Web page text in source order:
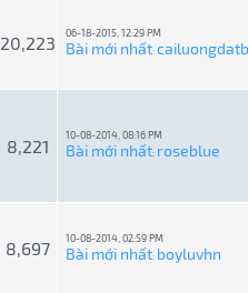
20,223 06-18-2015, 12:29 PM
Bài mới nhất:
8,221
10-08-2014, 08:16 PM
Bài mới nhất: roseblue
8,697 10-08-2014, 02:59 PM
Bài mới nhất: boyluvhn